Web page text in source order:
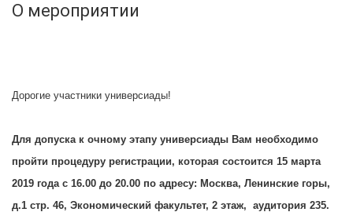
О мероприятии
Дорогие участники универсиады!
Для допуска к очному этапу универсиады Вам необходимо
пройти процедуру регистрации, которая состоится 15 марта
2019 года с 16.00 до 20.00 по адресу: Москва, Ленинские горы,
д.1 стр. 46, Экономический факультет, 2 этаж, аудитория 235.